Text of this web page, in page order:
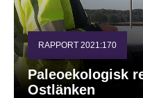
RAPPORT 2021:170
Paleoekologisk
Ostlänken